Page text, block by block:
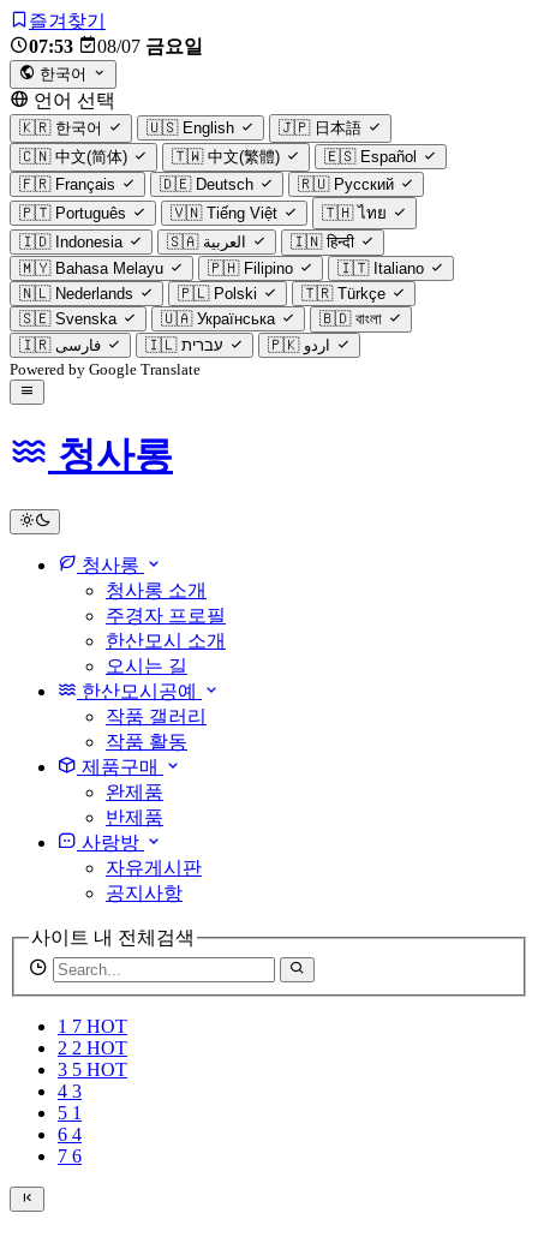
즐겨찾기
07:53
08/07 금요일
한국어
언어 선택
🇰🇷 한국어 🇺🇸 English 🇯🇵 日本語
🇨🇳 中文(简体) 🇹🇼 中文(繁體) 🇪🇸 Español
🇫🇷 Français 🇩🇪 Deutsch 🇷🇺 Русский
🇵🇹 Português 🇻🇳 Tiếng Việt 🇹🇭 ไทย
🇮🇩 Indonesia 🇸🇦 العربية 🇮🇳 हिन्दी
🇲🇾 Bahasa Melayu 🇵🇭 Filipino 🇮🇹 Italiano
🇳🇱 Nederlands 🇵🇱 Polski 🇹🇷 Türkçe
🇸🇪 Svenska 🇺🇦 Українська 🇧🇩 বাংলা
🇮🇷 فارسی 🇮🇱 עברית 🇵🇰 اردو
Powered by Google Translate
청사롱
light
청사롱
청사롱 소개
주경자 프로필
한산모시 소개
오시는 길
한산모시공예
작품 갤러리
작품 활동
제품구매
완제품
반제품
사랑방
자유게시판
공지사항
사이트 내 전체검색
검
색
필
수
1 7 HOT
2 2 HOT
3 5 HOT
4 3
5 1
6 4
7 6